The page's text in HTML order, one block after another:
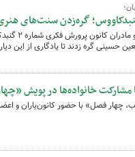
گره‌زدن سنت‌های
همزمان
حسینی گره زدند تا یادگاری از این
مشارکت خانواده‌ها در پویش